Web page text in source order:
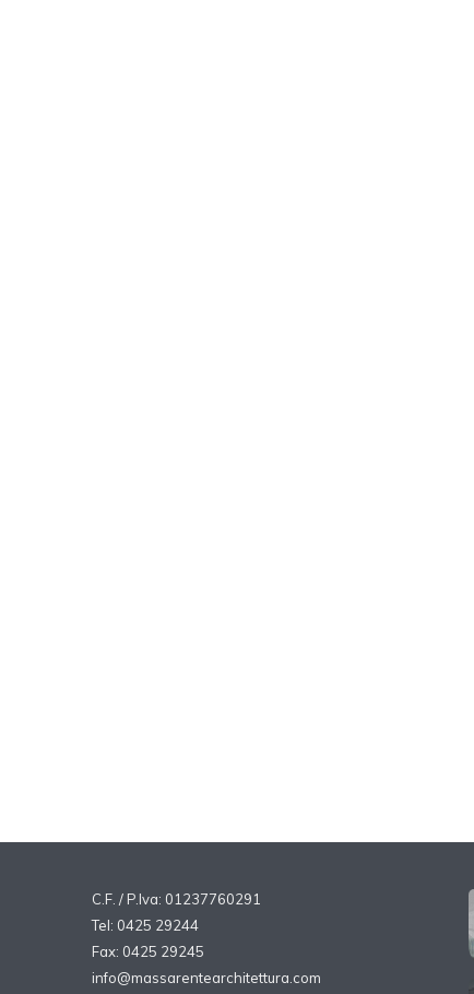
C.F. / P.Iva: 01237760291
Tel: 0425 29244
Fax: 0425 29245
info@massarentearchitettura.com